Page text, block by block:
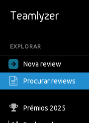
EXPLORAR
Nova review
Procurar reviews
Prémios 2025